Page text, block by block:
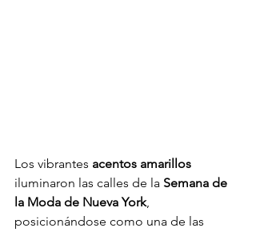
Los vibrantes acentos amarillos
iluminaron las calles de la Semana de
la Moda de Nueva York,
posicionándose como una de las